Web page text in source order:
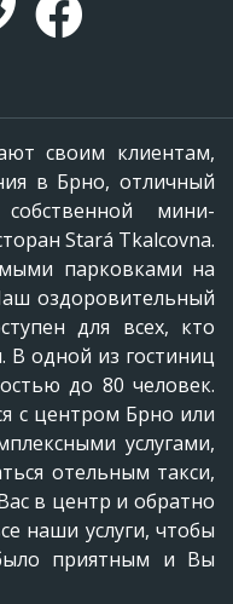
своим клиентам,
в Брно, отличный
мини-
Stará Tkalcovna.
парковками на
оздоровительный
для всех, кто
одной из гостиниц
до 80 человек.
с центром Брно или
услугами,
отельным такси,
в центр и обратно
наши услуги, чтобы
приятным и Вы